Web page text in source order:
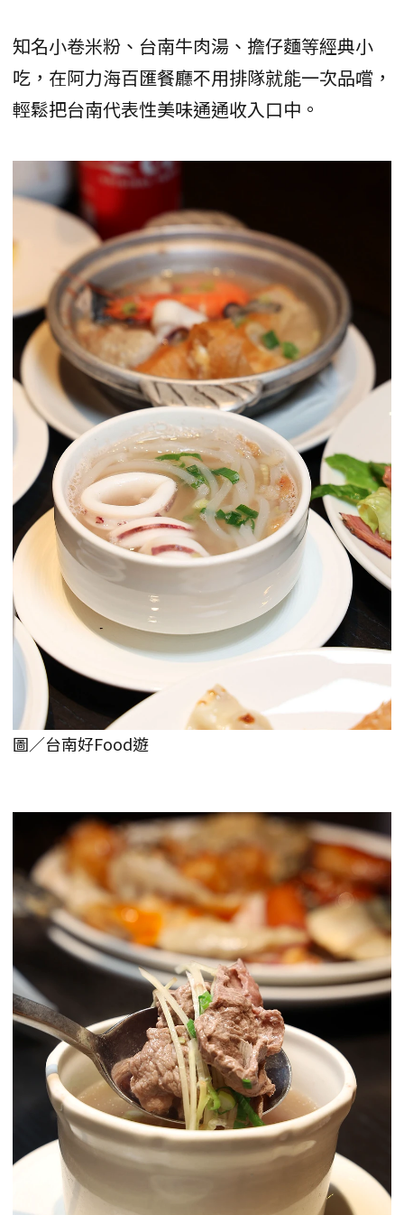
知名小卷米粉、台南牛肉湯、擔仔麵等經典小
吃，在阿力海百匯餐廳不用排隊就能一次品嚐，
輕鬆把台南代表性美味通通收入口中。
圖／台南好Food遊